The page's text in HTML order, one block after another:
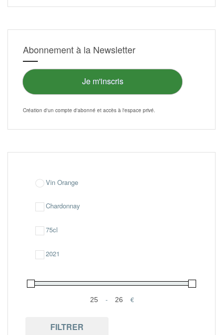
options
être
sur
page
du
Abonnement à la Newsletter
Je m'inscris
Création d'un compte d'abonné et accès à l'espace privé.
Vin Orange
Chardonnay
75cl
2021
Minimum Price
- Maximum Price
€
FILTRER